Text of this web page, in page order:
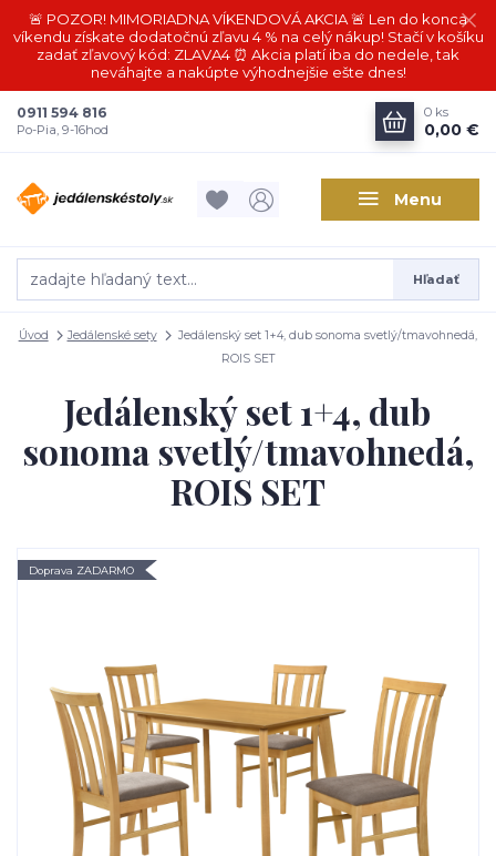
🚨 POZOR! MIMORIADNA VÍKENDOVÁ AKCIA 🚨 Len do konca
víkendu získate dodatočnú zľavu 4 % na celý nákup! Stačí v košíku
zadať zľavový kód: ZLAVA4 ⏰ Akcia platí iba do nedele, tak
neváhajte a nakúpte výhodnejšie ešte dnes!
Menu
Hľadať
0911 594 816
Po-Pia, 9-16hod
0 ks
0,00 €
Úvod Jedálenské sety
Jedálenský set 1+4, dub sonoma svetlý/tmavohnedá,
ROIS SET
Jedálenský set 1+4, dub
sonoma svetlý/tmavohnedá,
ROIS SET
Doprava ZADARMO